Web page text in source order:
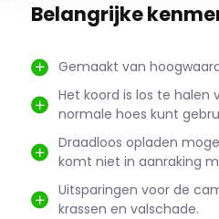
Belangrijke
Gemaakt van
Het koord is los te halen
normale hoes kunt
Draadloos opladen
komt niet in aanraking
Uitsparingen voor de
krassen en valschade.